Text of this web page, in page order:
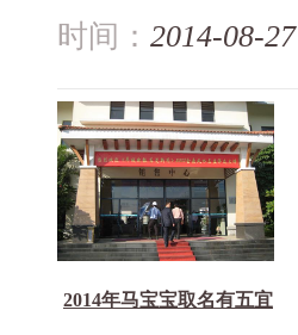
时间： 2014-08-27
2014年马宝宝取名有五宜